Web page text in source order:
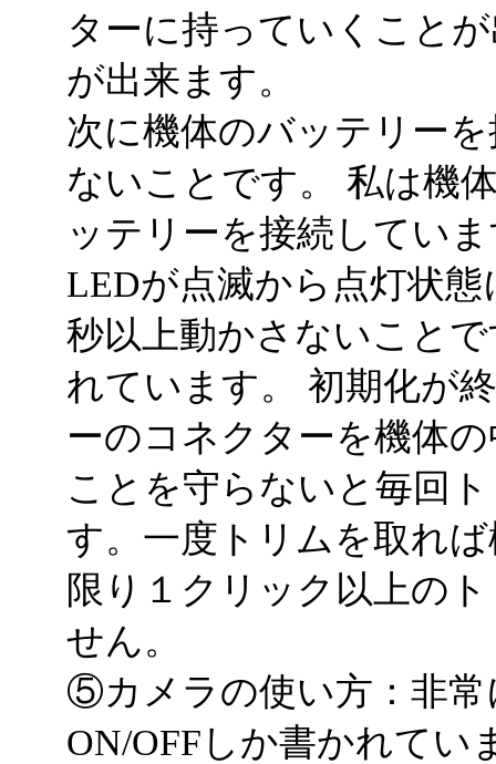
ターに持っていくこと
が出来ます。
次に機体のバッテリー
ないことです。 私は機
ッテリーを接続してい
LEDが点滅から点灯状
秒以上動かさないこと
れています。 初期化が
ーのコネクターを機体
ことを守らないと毎回
す。一度トリムを取れ
限り１クリック以上の
せん。
⑤カメラの使い方：非
ON/OFFしか書かれてい